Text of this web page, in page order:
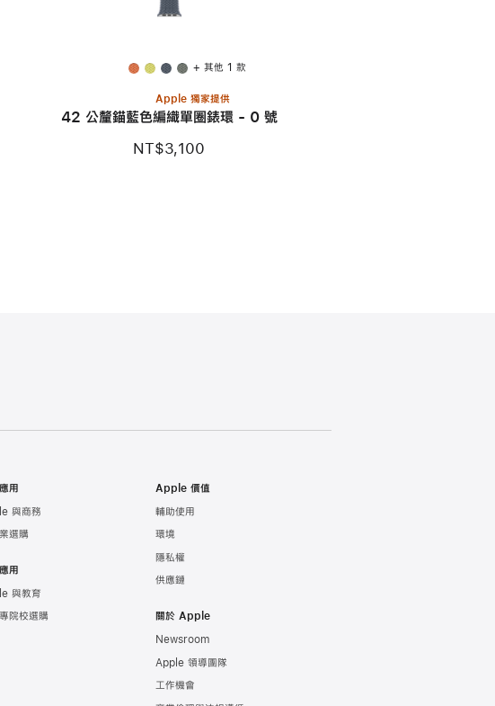
+ 其他 1 款
Apple 獨家提供
42 公釐錨藍色編織單圈錶環 - 0 號
NT$3,100
用
與商務
選購
用
與教育
院校選購
Apple 價值
輔助使用
環境
隱私權
供應鏈
關於 Apple
Newsroom
Apple 領導團隊
工作機會